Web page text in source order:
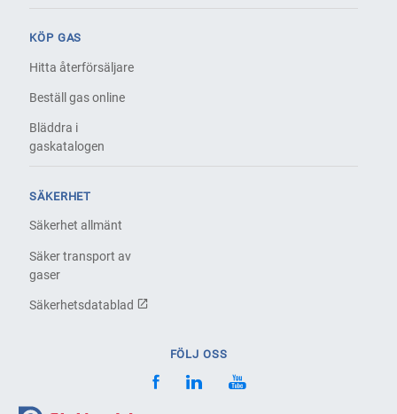
KÖP GAS
Hitta återförsäljare
Beställ gas online
Bläddra i
gaskatalogen
SÄKERHET
Säkerhet allmänt
Säker transport av
gaser
Säkerhetsdatablad
FÖLJ OSS